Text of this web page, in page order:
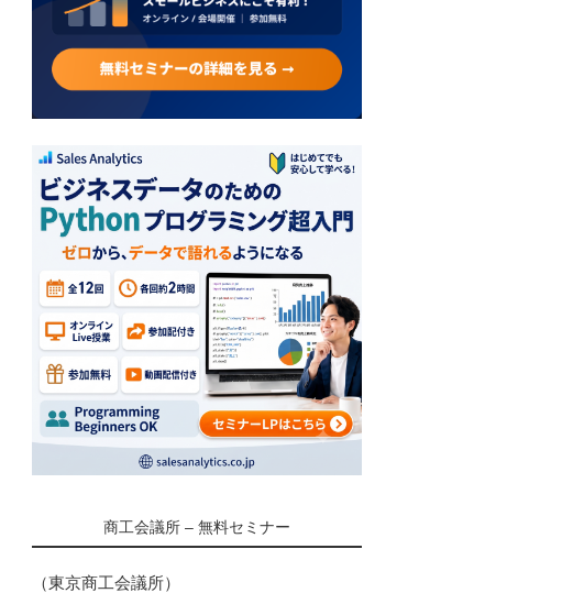
商工会議所 – 無料セミナー
（東京商工会議所）